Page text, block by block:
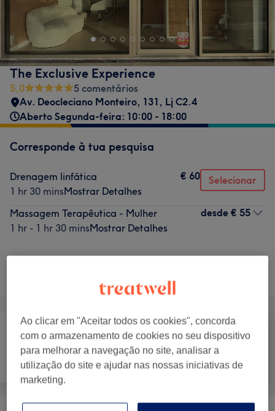
The Exclusive Experience
5,0
5 comentários
Av. Deocleciano Monteiro, 131, Lj C2.4
Aberto Segunda-feira: 10:00 - 18:00
Corresponde à tua pesquisa
Drenagem linfática
1 hr 30 minsMostrar Detalhes
€ 60 Selecionar
Massagem Terapêutica - Mulher
1 hr - 1 hr 30 minsMostrar Detalhes
desde € 55
Tratamento Facial Massagem
Tratamento
Corporal
Ao clicar em "Aceitar todos os cookies", concorda
com o armazenamento de cookies no seu dispositivo
para melhorar a navegação no site, analisar a
utilização do site e ajudar nas nossas iniciativas de
marketing.